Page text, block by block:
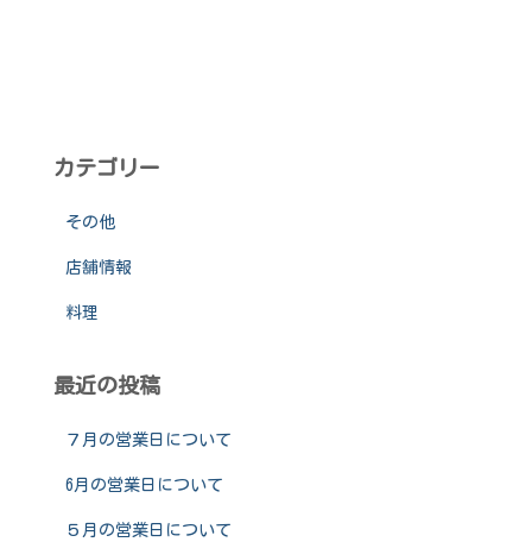
カテゴリー
その他
店舗情報
料理
最近の投稿
７月の営業日について
6月の営業日について
５月の営業日について